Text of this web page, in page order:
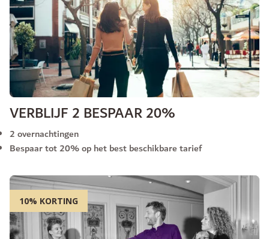
VERBLIJF 2 BESPAAR 20%
2 overnachtingen
Bespaar tot 20% op het best beschikbare tarief
10% KORTING